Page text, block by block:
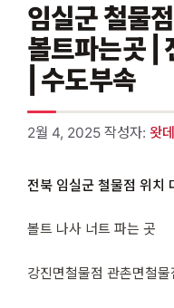
임실군 철물
볼트파는곳 |
| 수도부속
2월 4, 2025 작성자: 왓
전북 임실군 철물점 위치
볼트 나사 너트 파는 곳
강진면철물점 관촌면철